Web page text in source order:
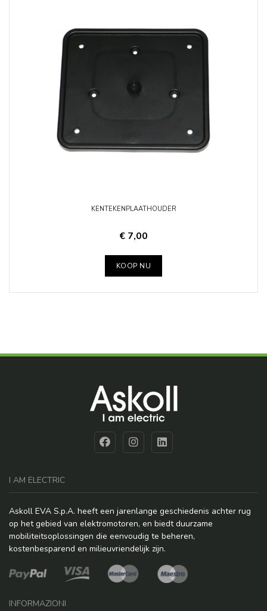
KENTEKENPLAATHOUDER
€ 7,00
KOOP NU
I AM ELECTRIC
Askoll EVA S.p.A. heeft een jarenlange geschiedenis achter rug
op het gebied van elektromotoren, en biedt duurzame
mobiliteitsoplossingen die eenvoudig te beheren,
kostenbesparend en milieuvriendelijk zijn.
INFORMAZIONI